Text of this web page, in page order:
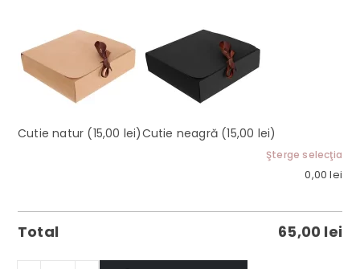
Cutie natur (15,00 lei)Cutie neagră (15,00 lei)
Şterge selecţia
0,00lei
Total 65,00 lei